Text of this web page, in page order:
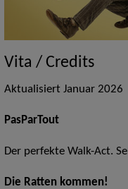
Vita / Credits
Aktualisiert Januar 2026
PasParTout
Der perfekte Walk-Act.
Die Ratten kommen!